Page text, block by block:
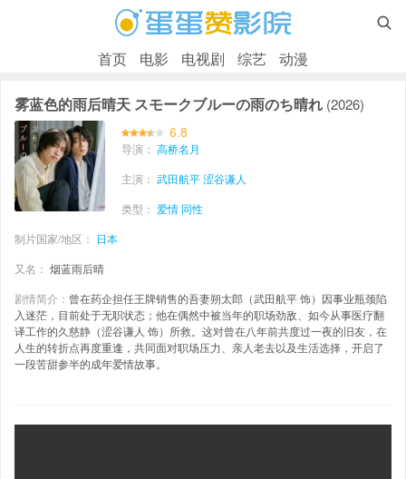

首页 电影 电视剧 综艺 动漫
雾蓝色的雨后晴天 スモークブルーの雨のち晴れ (2026)
6.8
导演： 高桥名月
主演： 武田航平涩谷谦人
类型： 爱情 同性
制片国家/地区： 日本
又名： 烟蓝雨后晴
剧情简介： 曾在药企担任王牌销售的吾妻朔太郎（武田航平 饰）因事业瓶颈陷
入迷茫，目前处于无职状态；他在偶然中被当年的职场劲敌、如今从事医疗翻
译工作的久慈静（涩谷谦人 饰）所救。这对曾在八年前共度过一夜的旧友，在
人生的转折点再度重逢，共同面对职场压力、亲人老去以及生活选择，开启了
一段苦甜参半的成年爱情故事。